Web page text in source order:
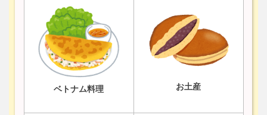
ベトナム料理 お土産